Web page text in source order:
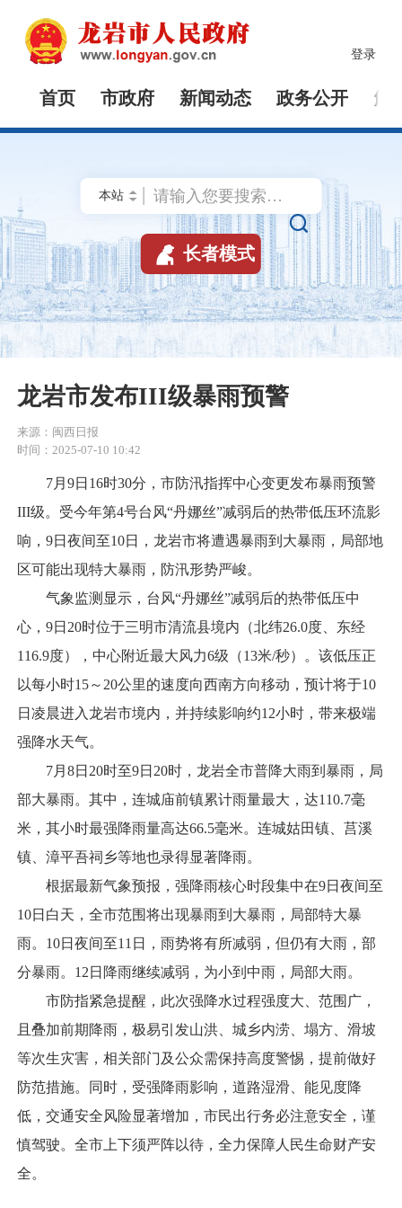
登录
首页 市政府 新闻动态 政务公开 解

 长者模式
龙岩市发布III级暴雨预警
来源：闽西日报
时间：2025-07-10 10:42
7月9日16时30分，市防汛指挥中心变更发布暴雨预警
III级。受今年第4号台风“丹娜丝”减弱后的热带低压环流影
响，9日夜间至10日，龙岩市将遭遇暴雨到大暴雨，局部地
区可能出现特大暴雨，防汛形势严峻。
气象监测显示，台风“丹娜丝”减弱后的热带低压中
心，9日20时位于三明市清流县境内（北纬26.0度、东经
116.9度），中心附近最大风力6级（13米/秒）。该低压正
以每小时15～20公里的速度向西南方向移动，预计将于10
日凌晨进入龙岩市境内，并持续影响约12小时，带来极端
强降水天气。
7月8日20时至9日20时，龙岩全市普降大雨到暴雨，局
部大暴雨。其中，连城庙前镇累计雨量最大，达110.7毫
米，其小时最强降雨量高达66.5毫米。连城姑田镇、莒溪
镇、漳平吾祠乡等地也录得显著降雨。
根据最新气象预报，强降雨核心时段集中在9日夜间至
10日白天，全市范围将出现暴雨到大暴雨，局部特大暴
雨。10日夜间至11日，雨势将有所减弱，但仍有大雨，部
分暴雨。12日降雨继续减弱，为小到中雨，局部大雨。
市防指紧急提醒，此次强降水过程强度大、范围广，
且叠加前期降雨，极易引发山洪、城乡内涝、塌方、滑坡
等次生灾害，相关部门及公众需保持高度警惕，提前做好
防范措施。同时，受强降雨影响，道路湿滑、能见度降
低，交通安全风险显著增加，市民出行务必注意安全，谨
慎驾驶。全市上下须严阵以待，全力保障人民生命财产安
全。